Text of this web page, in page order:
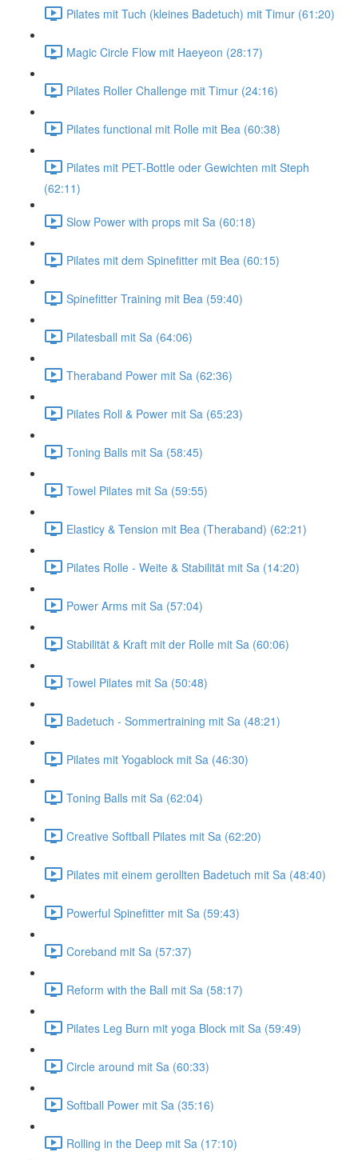
Pilates mit Tuch (kleines Badetuch) mit Timur (61:20)
Magic Circle Flow mit Haeyeon (28:17)
Pilates Roller Challenge mit Timur (24:16)
Pilates functional mit Rolle mit Bea (60:38)
Pilates mit PET-Bottle oder Gewichten mit Steph
(62:11)
Slow Power with props mit Sa (60:18)
Pilates mit dem Spinefitter mit Bea (60:15)
Spinefitter Training mit Bea (59:40)
Pilatesball mit Sa (64:06)
Theraband Power mit Sa (62:36)
Pilates Roll & Power mit Sa (65:23)
Toning Balls mit Sa (58:45)
Towel Pilates mit Sa (59:55)
Elasticy & Tension mit Bea (Theraband) (62:21)
Pilates Rolle - Weite & Stabilität mit Sa (14:20)
Power Arms mit Sa (57:04)
Stabilität & Kraft mit der Rolle mit Sa (60:06)
Towel Pilates mit Sa (50:48)
Badetuch - Sommertraining mit Sa (48:21)
Pilates mit Yogablock mit Sa (46:30)
Toning Balls mit Sa (62:04)
Creative Softball Pilates mit Sa (62:20)
Pilates mit einem gerollten Badetuch mit Sa (48:40)
Powerful Spinefitter mit Sa (59:43)
Coreband mit Sa (57:37)
Reform with the Ball mit Sa (58:17)
Pilates Leg Burn mit yoga Block mit Sa (59:49)
Circle around mit Sa (60:33)
Softball Power mit Sa (35:16)
Rolling in the Deep mit Sa (17:10)